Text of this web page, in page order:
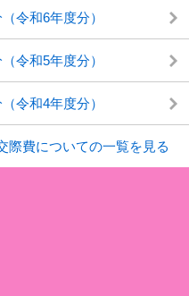
令和6年度分）
令和5年度分）
令和4年度分）
際費についての一覧を見る